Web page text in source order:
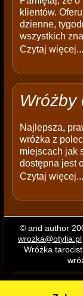
klientów.
dzienne,
wszystkich
Czytaj więcej...
Wróżby
Najlepsza,
wróżka z
miejscach jak
dostępna jest
Czytaj więcej...
© and author
wrozka@otylia.pl
Wróżka